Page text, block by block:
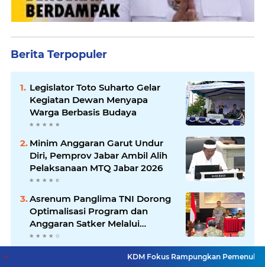
Berita Terpopuler
Legislator Toto Suharto Gelar
Kegiatan Dewan Menyapa
Warga Berbasis Budaya
Minim Anggaran Garut Undur
Diri, Pemprov Jabar Ambil Alih
Pelaksanaan MTQ Jabar 2026
Asrenum Panglima TNI Dorong
Optimalisasi Program dan
Anggaran Satker Melalui
Evaluasi Kinerja
Pemkot Bandung Tertibkan 36
KDM Fokus Rampungkan Pemenuhan Layanan